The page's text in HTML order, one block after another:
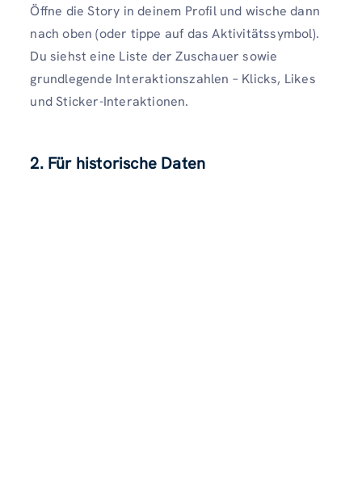
Öffne die Story in deinem Profil und wische dann
nach oben (oder tippe auf das Aktivitätssymbol).
Du siehst eine Liste der Zuschauer sowie
grundlegende Interaktionszahlen – Klicks, Likes
und Sticker-Interaktionen.
2. Für historische Daten